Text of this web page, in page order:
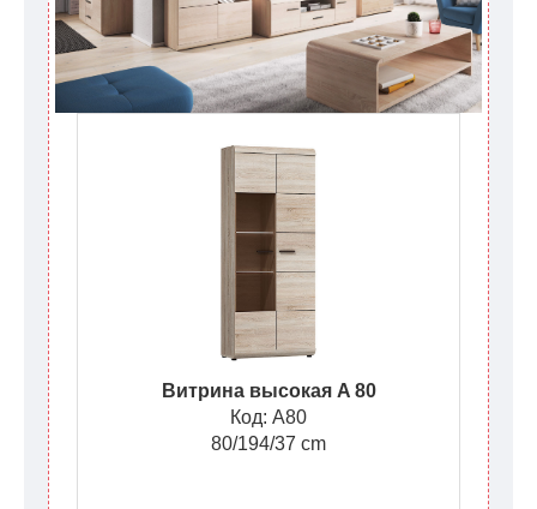
Витрина высокая A 80
Код: A80
80/194/37 cm